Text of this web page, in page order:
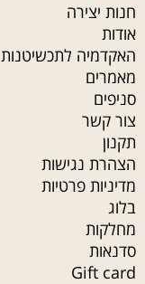
חנות יצירה
אודות
האקדמיה לתכשיטנות
מאמרים
סניפים
צור קשר
תקנון
הצהרת נגישות
מדיניות פרטיות
בלוג
מחלקות
סדנאות
Gift card